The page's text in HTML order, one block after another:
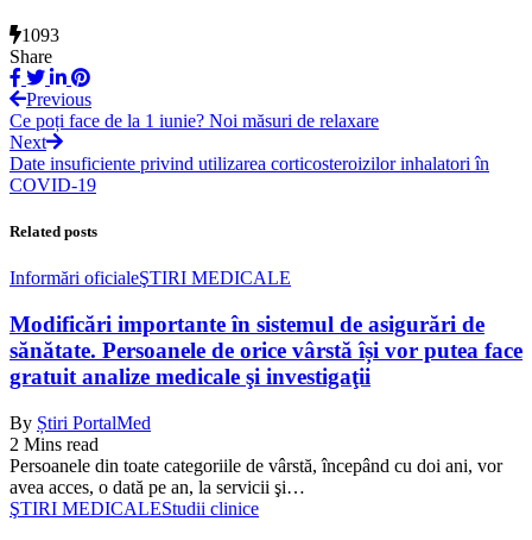
1093
Share
Previous
Ce poți face de la 1 iunie? Noi măsuri de relaxare
Next
Date insuficiente privind utilizarea corticosteroizilor inhalatori în
COVID-19
Related posts
Informări oficialeŞTIRI MEDICALE
Modificări importante în sistemul de asigurări de
sănătate. Persoanele de orice vârstă își vor putea face
gratuit analize medicale şi investigaţii
By Știri PortalMed
2 Mins read
Persoanele din toate categoriile de vârstă, începând cu doi ani, vor
avea acces, o dată pe an, la servicii şi…
ŞTIRI MEDICALEStudii clinice